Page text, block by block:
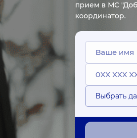
прием в МС
координатор.
Выбрать